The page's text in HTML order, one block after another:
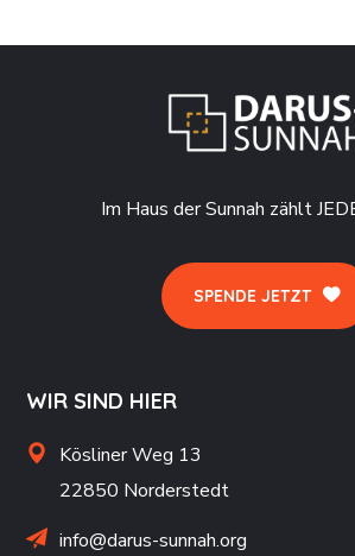
Im Haus der Sunnah zählt
SPENDE JETZT
WIR SIND HIER
Kösliner Weg 13
22850 Norderstedt
info@darus-sunnah.org